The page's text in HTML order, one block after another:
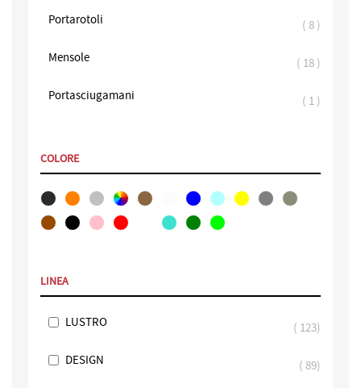
Portarotoli 8 elementi
Mensole 18 elementi
Portasciugamani 1
COLORE
LINEA
LUSTRO
123
DESIGN
89